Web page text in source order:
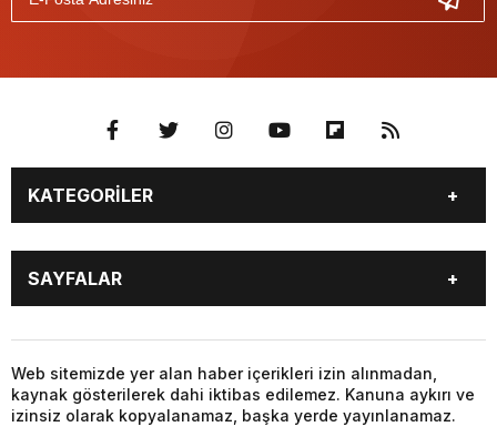
KATEGORİLER
GÜNDEM
SEKTÖR ÖZEL
DÜNYA
EKONOMİ
SPOR
SAYFALAR
DÜNYA
SİYASET
EKONOMİ
SPOR
Web sitemizde yer alan haber içerikleri izin alınmadan,
kaynak gösterilerek dahi iktibas edilemez. Kanuna aykırı ve
izinsiz olarak kopyalanamaz, başka yerde yayınlanamaz.